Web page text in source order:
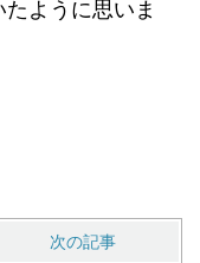
ように思いま
次の記事